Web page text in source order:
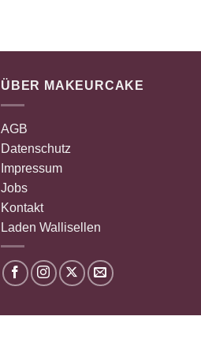
ÜBER MAKEURCAKE
AGB
Datenschutz
Impressum
Jobs
Kontakt
Laden Wallisellen